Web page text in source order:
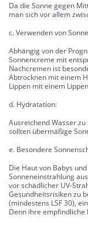
Da die Sonne gegen
man sich vor allem
c. Verwenden von
Abhängig von der
Sonnencreme mit
Nachcremen ist
Abtrocknen mit einem
Lippen mit einem
d. Hydratation:
Ausreichend Wasser
sollten übermäßige
e. Besondere
Die Haut von Babys
Sonneneinstrahlung
vor schädlicher UV-
Gesundheitsrisiken zu
(mindestens LSF 30),
Denn ihre empfindliche